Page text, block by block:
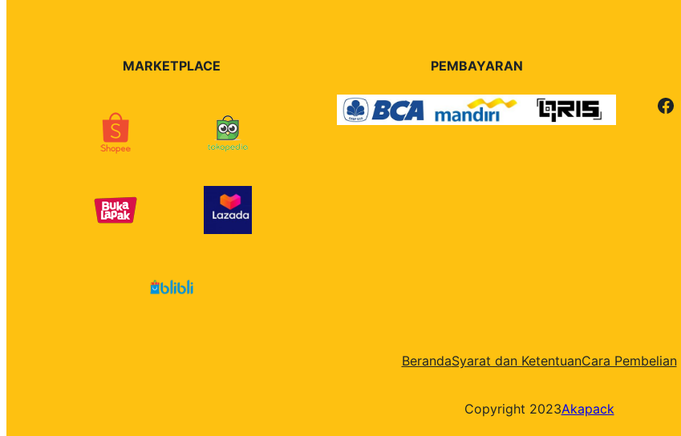
MARKETPLACE PEMBAYARAN
BerandaSyarat dan KetentuanCara Pembelian
Copyright 2023Akapack